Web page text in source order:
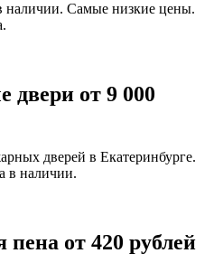
наличии. Самые низкие цены.
двери от 9 000
дверей в Екатеринбурге.
в наличии.
от 420 рублей